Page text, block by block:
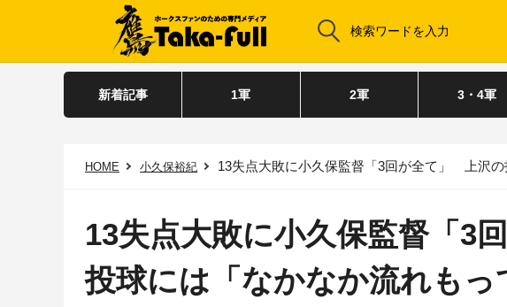
新着記事 1軍 2軍 3・4軍
HOME 小久保裕紀 13失点大敗に小久保監督「3回が全て」 上沢の
13失点大敗に小久保監督「3
投球には「なかなか流れもっ